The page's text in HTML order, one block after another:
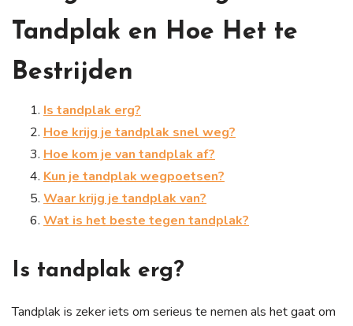
Tandplak en Hoe Het te
Bestrijden
Is tandplak erg?
Hoe krijg je tandplak snel weg?
Hoe kom je van tandplak af?
Kun je tandplak wegpoetsen?
Waar krijg je tandplak van?
Wat is het beste tegen tandplak?
Is tandplak erg?
Tandplak is zeker iets om serieus te nemen als het gaat om